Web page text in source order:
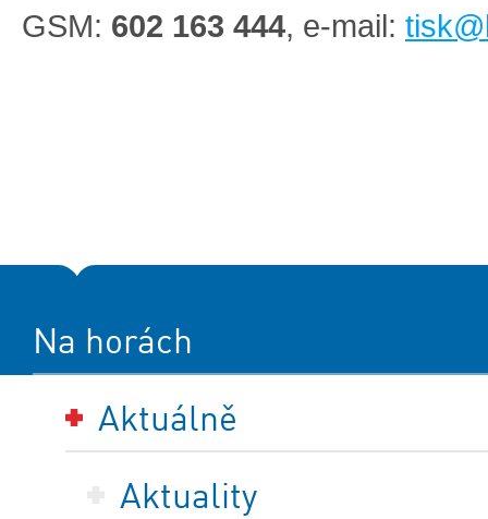
GSM: 602 163 444, e-mail:
Na horách
Aktuálně
Aktuality